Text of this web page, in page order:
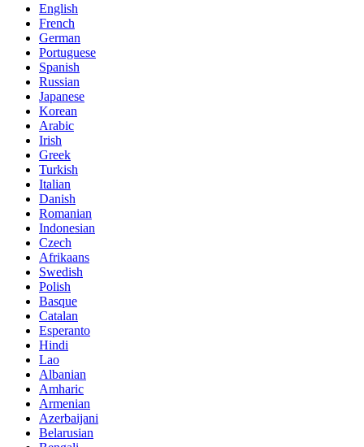
English
French
German
Portuguese
Spanish
Russian
Japanese
Korean
Arabic
Irish
Greek
Turkish
Italian
Danish
Romanian
Indonesian
Czech
Afrikaans
Swedish
Polish
Basque
Catalan
Esperanto
Hindi
Lao
Albanian
Amharic
Armenian
Azerbaijani
Belarusian